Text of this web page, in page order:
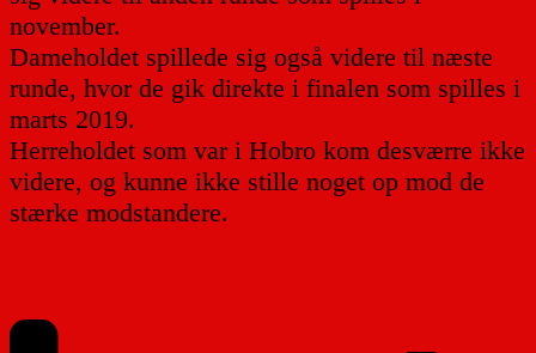
november.
Dameholdet spillede sig også videre til næste
runde, hvor de gik direkte i finalen som spilles i
marts 2019.
Herreholdet som var i Hobro kom desværre ikke
videre, og kunne ikke stille noget op mod de
stærke modstandere.